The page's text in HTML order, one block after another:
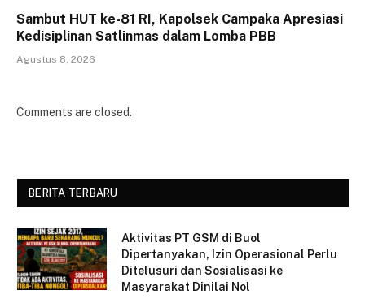
Sambut HUT ke-81 RI, Kapolsek Campaka Apresiasi
Kedisiplinan Satlinmas dalam Lomba PBB
Agustus 8, 2026
Comments are closed.
BERITA TERBARU
Aktivitas PT GSM di Buol
Dipertanyakan, Izin Operasional Perlu
Ditelusuri dan Sosialisasi ke
Masyarakat Dinilai Nol